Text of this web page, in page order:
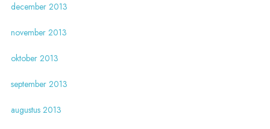
december 2013
november 2013
oktober 2013
september 2013
augustus 2013